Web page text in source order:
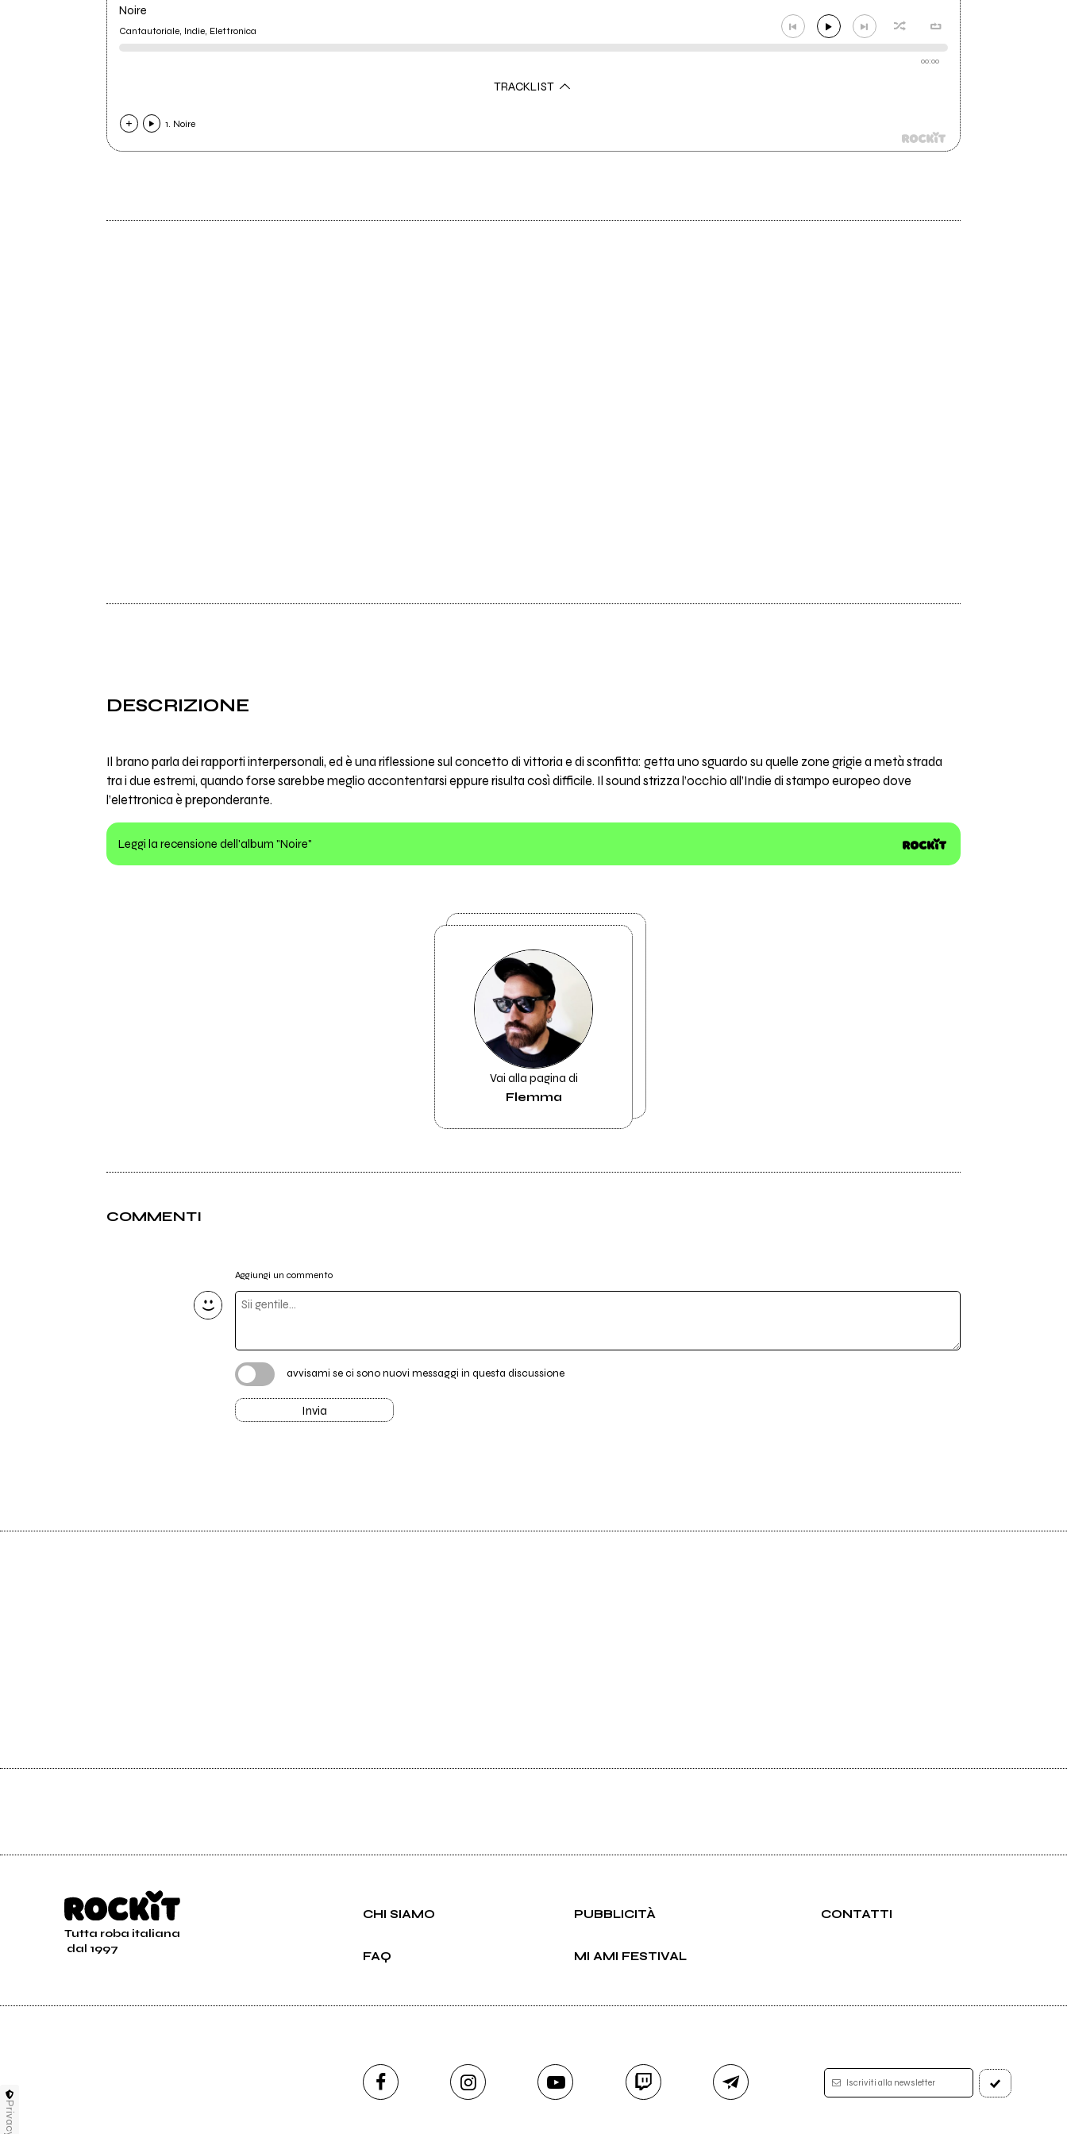
Noire
Cantautoriale, Indie, Elettronica
00:00
TRACKLIST
1. Noire
DESCRIZIONE
Il brano parla dei rapporti interpersonali, ed è una riflessione sul concetto di vittoria e di sconfitta: getta uno sguardo su quelle zone grigie a metà strada
tra i due estremi, quando forse sarebbe meglio accontentarsi eppure risulta così difficile. Il sound strizza l’occhio all’Indie di stampo europeo dove
l’elettronica è preponderante.
Leggi la recensione dell'album "Noire"
Vai alla pagina di
Flemma
COMMENTI
Aggiungi un commento
avvisami se ci sono nuovi messaggi in questa discussione
Invia
Tutta roba italiana
dal 1997
CHI SIAMO PUBBLICITÀ CONTATTI
FAQ MI AMI FESTIVAL
Iscriviti alla newsletter
Privacy